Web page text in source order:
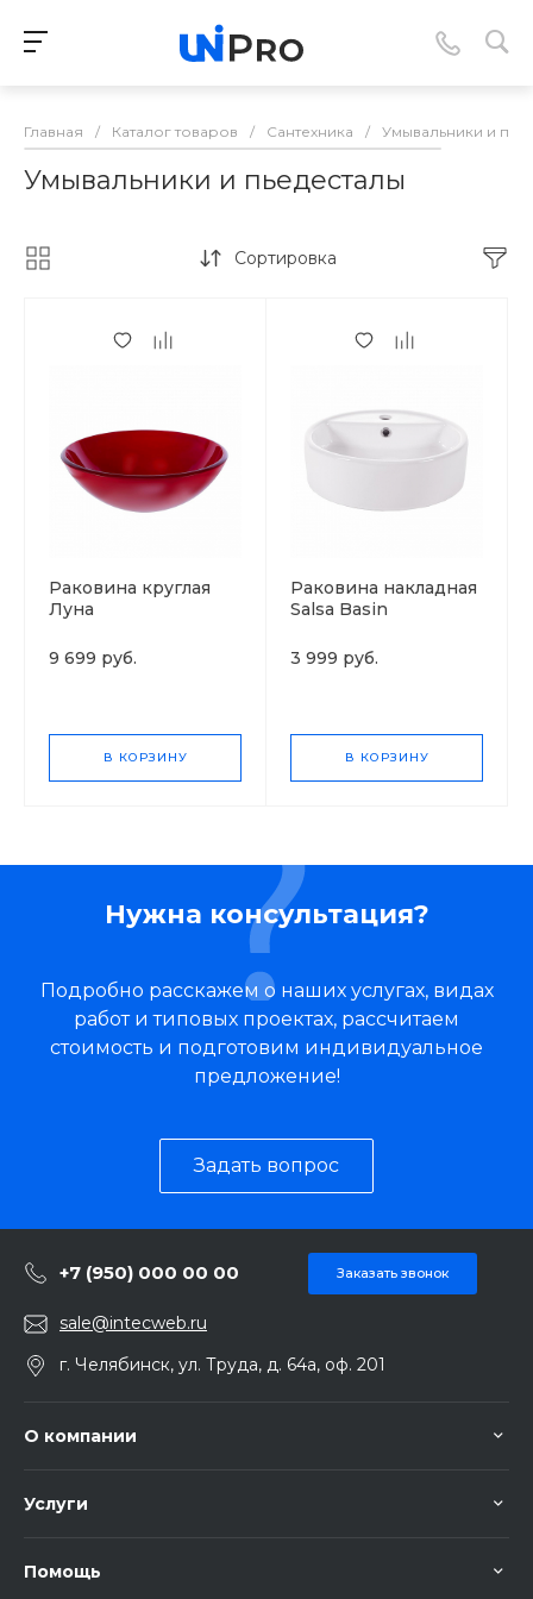
Главная / Каталог товаров / Сантехника / Умывальники и
Умывальники и пьедесталы
Сортировка
Раковина круглая
Луна
9 699 руб.
В КОРЗИНУ
Раковина накладная
Salsa Basin
3 999 руб.
В КОРЗИНУ
Нужна консультация?
Подробно расскажем о наших услугах, видах
работ и типовых проектах, рассчитаем
стоимость и подготовим индивидуальное
предложение!
Задать вопрос
+7 (950) 000 00 00 Заказать звонок
sale@intecweb.ru
г. Челябинск, ул. Труда, д. 64а, оф. 201
О компании
Услуги
Помощь